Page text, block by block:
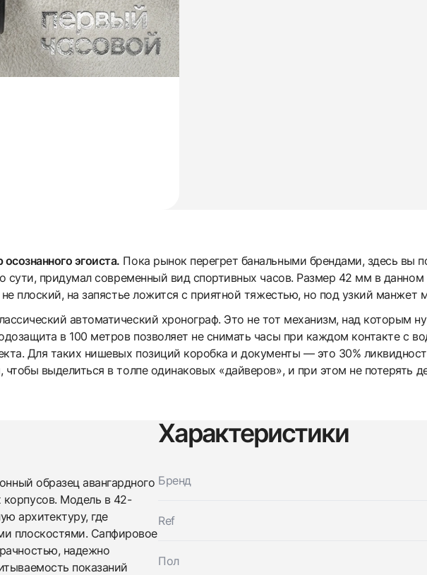
эгоиста. Пока рынок перегрет банальными брендами, здесь вы
сути, придумал современный вид спортивных часов. Размер 42 мм в
плоский, на запястье ложится с приятной тяжестью, но под узкий манжет
автоматический хронограф. Это не тот механизм, над которым
в 100 метров позволяет не снимать часы при каждом контакте с
Для таких нишевых позиций коробка и документы — это 30%
выделиться в толпе одинаковых «дайверов», и при этом не потерять
образец авангардного
Модель в 42-
архитектуру, где
плоскостями. Сапфировое
надежно
показаний
Характеристики
Бренд
Ref
Пол
эти часы
ваши контактные данные и мы свяжемся с
вами
Gerald Genta
Chrono Sport
Коробка + Документы
$2,600
Отправить заявку
Gerald Genta
Chrono Sport
Коробка + Документы
$2,600
Приложите фото ваших часов…
Отправить заявку